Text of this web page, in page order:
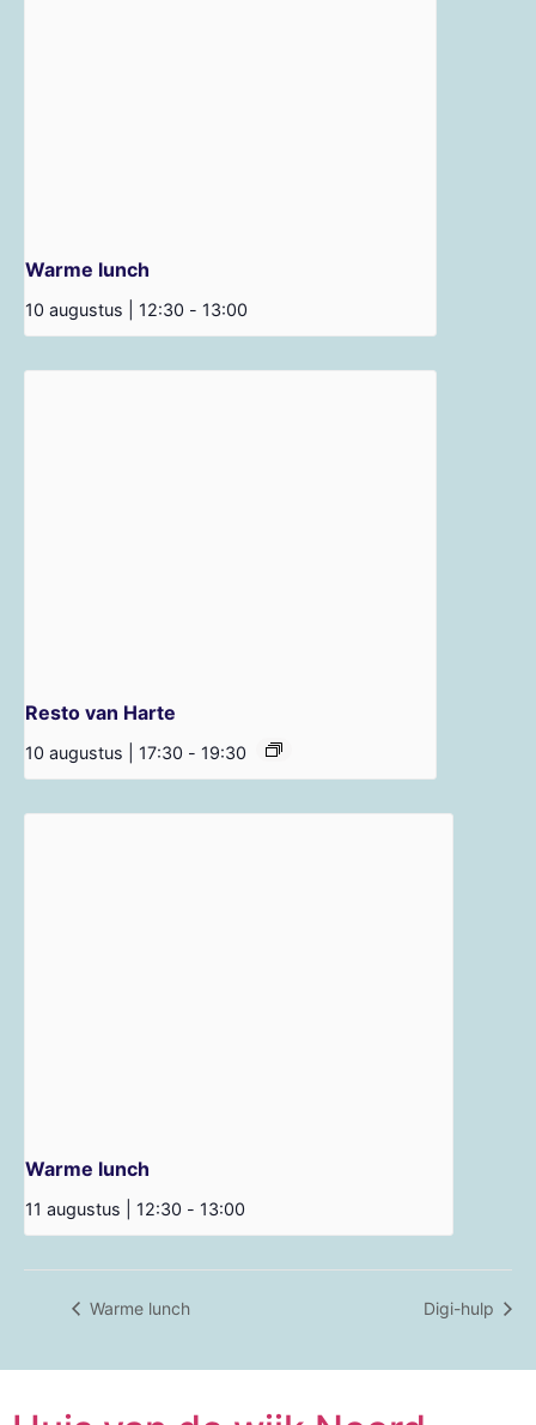
Warme lunch
10 augustus | 12:30 - 13:00
Resto van Harte
10 augustus | 17:30 - 19:30
Warme lunch
11 augustus | 12:30 - 13:00
Warme lunch Digi-hulp